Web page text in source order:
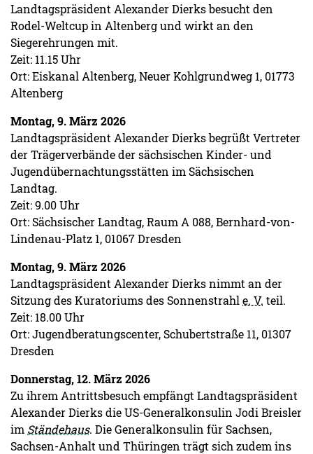
Landtagspräsident Alexander Dierks besucht den
Rodel-Weltcup in Altenberg und wirkt an den
Siegerehrungen mit.
Zeit: 11.15 Uhr
Ort: Eiskanal Altenberg, Neuer Kohlgrundweg 1, 01773
Altenberg
Montag, 9. März 2026
Landtagspräsident Alexander Dierks begrüßt Vertreter
der Trägerverbände der sächsischen Kinder- und
Jugendübernachtungsstätten im Sächsischen
Landtag.
Zeit: 9.00 Uhr
Ort: Sächsischer Landtag, Raum A 088, Bernhard-von-
Lindenau-Platz 1, 01067 Dresden
Montag, 9. März 2026
Landtagspräsident Alexander Dierks nimmt an der
Sitzung des Kuratoriums des Sonnenstrahl e. V. teil.
Zeit: 18.00 Uhr
Ort: Jugendberatungscenter, Schubertstraße 11, 01307
Dresden
Donnerstag, 12. März 2026
Zu ihrem Antrittsbesuch empfängt Landtagspräsident
Alexander Dierks die US-Generalkonsulin Jodi Breisler
im Ständehaus. Die Generalkonsulin für Sachsen,
Sachsen-Anhalt und Thüringen trägt sich zudem ins